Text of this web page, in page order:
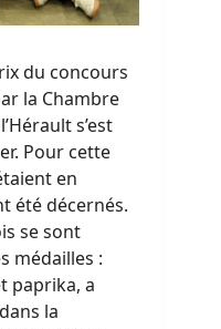
du concours
la Chambre
s’est
Pour cette
en
été décernés.
se sont
médailles :
paprika, a
la